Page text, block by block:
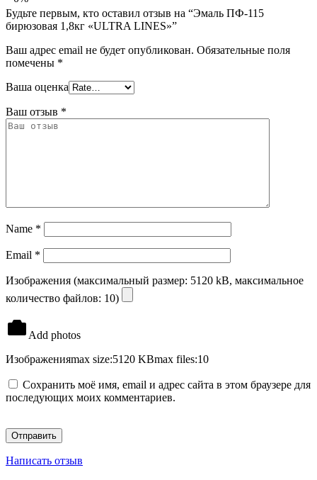
Будьте первым, кто оставил отзыв на “Эмаль ПФ-115
бирюзовая 1,8кг «ULTRA LINES»”
Ваш адрес email не будет опубликован. Обязательные поля
помечены *
Ваша оценка
Ваш отзыв *
Name *
Email *
Изображения (максимальный размер: 5120 kB, максимальное
количество файлов: 10)
Add photos
Изображенияmax size:5120 KBmax files:10
Сохранить моё имя, email и адрес сайта в этом браузере для
последующих моих комментариев.
Написать отзыв